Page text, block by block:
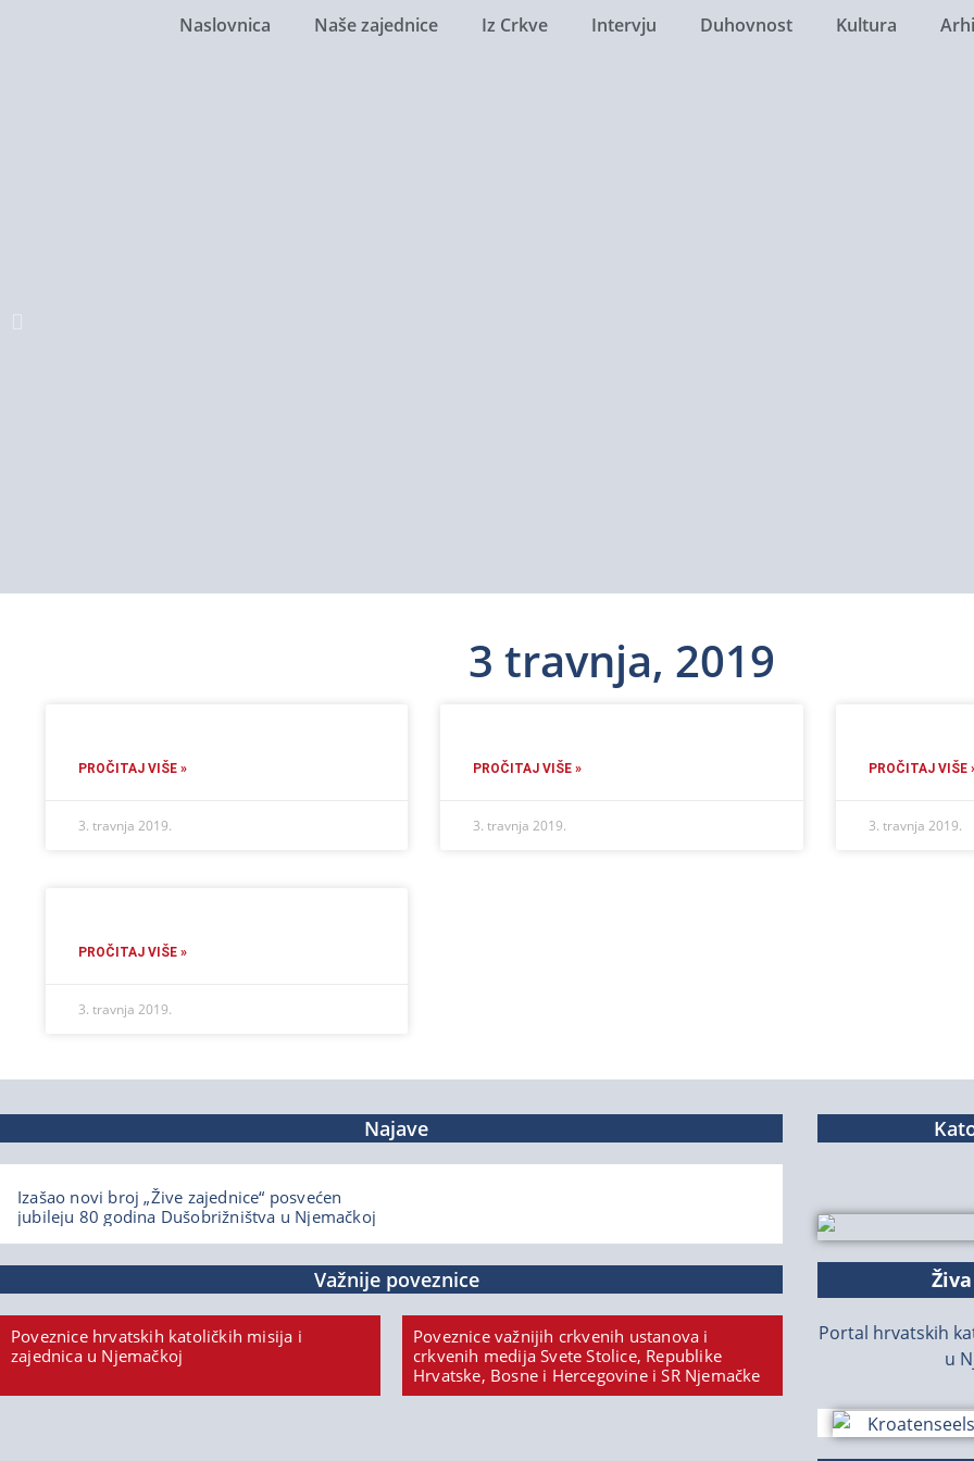
Naslovnica Naše zajednice Iz Crkve Intervju Duhovnost Kultura
3 travnja, 2019
PROČITAJ VIŠE »
3. travnja 2019.
PROČITAJ VIŠE »
3. travnja 2019.
PROČITAJ VIŠE
3. travnja 2019.
PROČITAJ VIŠE »
3. travnja 2019.
Najave
Izašao novi broj „Žive zajednice“ posvećen
jubileju 80 godina Dušobrižništva u Njemačkoj
Važnije poveznice
Poveznice hrvatskih katoličkih misija i
zajednica u Njemačkoj
Poveznice važnijih crkvenih ustanova i
crkvenih medija Svete Stolice, Republike
Hrvatske, Bosne i Hercegovine i SR Njemačke
Portal hrvatskih
u